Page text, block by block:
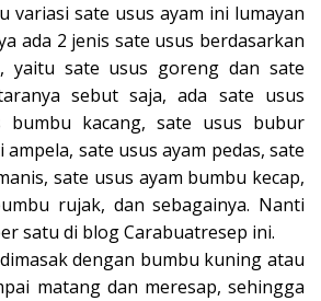
variasi sate usus ayam ini lumayan
ada 2 jenis sate usus berdasarkan
yaitu sate usus goreng dan sate
sebut saja, ada sate usus
bumbu kacang, sate usus bubur
ampela, sate usus ayam pedas, sate
sate usus ayam bumbu kecap,
rujak, dan sebagainya. Nanti
satu di blog Carabuatresep ini.
dengan bumbu kuning atau
matang dan meresap, sehingga